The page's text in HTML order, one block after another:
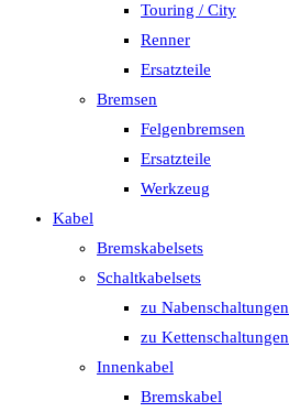
Touring / City
Renner
Ersatzteile
Bremsen
Felgenbremsen
Ersatzteile
Werkzeug
Kabel
Bremskabelsets
Schaltkabelsets
zu Nabenschaltungen
zu Kettenschaltungen
Innenkabel
Bremskabel